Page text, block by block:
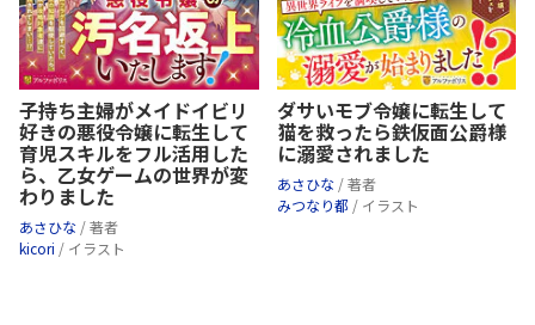
子持ち主婦がメイドイビリ
好きの悪役令嬢に転生して
育児スキルをフル活用した
ら、乙女ゲームの世界が変
わりました
あさひな / 著者
kicori / イラスト
ダサいモブ令嬢に転生して
猫を救ったら鉄仮面公爵様
に溺愛されました
あさひな / 著者
みつなり都 / イラスト